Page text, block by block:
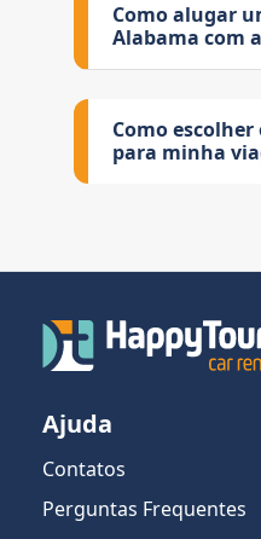
Como alugar
Alabama com
Como
para minha
Ajuda
Contatos
Perguntas Frequentes